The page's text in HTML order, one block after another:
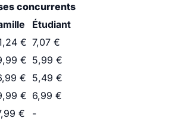
concurrents
Étudiant
€ 7,07 €
€ 5,99 €
€ 5,49 €
€ 6,99 €
€ -